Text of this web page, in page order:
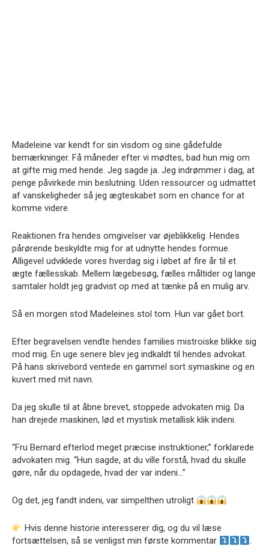
Madeleine var kendt for sin visdom og sine gådefulde
bemærkninger. Få måneder efter vi mødtes, bad hun mig om
at gifte mig med hende. Jeg sagde ja. Jeg indrømmer i dag, at
penge påvirkede min beslutning. Uden ressourcer og udmattet
af vanskeligheder så jeg ægteskabet som en chance for at
komme videre.
Reaktionen fra hendes omgivelser var øjeblikkelig. Hendes
pårørende beskyldte mig for at udnytte hendes formue.
Alligevel udviklede vores hverdag sig i løbet af fire år til et
ægte fællesskab. Mellem lægebesøg, fælles måltider og lange
samtaler holdt jeg gradvist op med at tænke på en mulig arv.
Så en morgen stod Madeleines stol tom. Hun var gået bort.
Efter begravelsen vendte hendes families mistroiske blikke sig
mod mig. En uge senere blev jeg indkaldt til hendes advokat.
På hans skrivebord ventede en gammel sort symaskine og en
kuvert med mit navn.
Da jeg skulle til at åbne brevet, stoppede advokaten mig. Da
han drejede maskinen, lød et mystisk metallisk klik indeni.
“Fru Bernard efterlod meget præcise instruktioner,” forklarede
advokaten mig. “Hun sagde, at du ville forstå, hvad du skulle
gøre, når du opdagede, hvad der var indeni…”
Og det, jeg fandt indeni, var simpelthen utroligt
Hvis denne historie interesserer dig, og du vil læse
fortsættelsen, så se venligst min første kommentar
.